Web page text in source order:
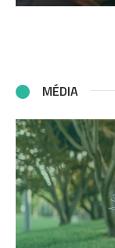
MÉDIA